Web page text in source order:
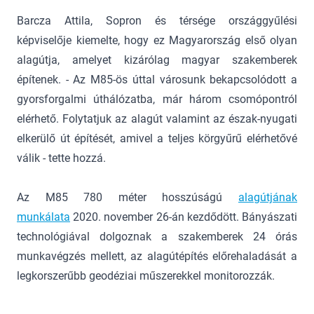
Barcza Attila, Sopron és térsége országgyűlési
képviselője kiemelte, hogy ez Magyarország első olyan
alagútja, amelyet kizárólag magyar szakemberek
építenek. - Az M85-ös úttal városunk bekapcsolódott a
gyorsforgalmi úthálózatba, már három csomópontról
elérhető. Folytatjuk az alagút valamint az észak-nyugati
elkerülő út építését, amivel a teljes körgyűrű elérhetővé
válik - tette hozzá.
Az M85 780 méter hosszúságú alagútjának
munkálata 2020. november 26-án kezdődött. Bányászati
technológiával dolgoznak a szakemberek 24 órás
munkavégzés mellett, az alagútépítés előrehaladását a
legkorszerűbb geodéziai műszerekkel monitorozzák.